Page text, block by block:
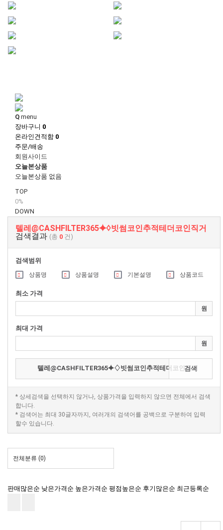
1
Q menu
장바구니 0
온라인견적함 0
주문/배송
회원사이드
오늘본상품
오늘본상품 없음
TOP
0%
DOWN
텔레@CASHFILTER365⯌♢빗썸코인추적테더코인직거
검색결과 (총 0 건)
검색범위
상품명 상품설명 기본설명 상품코드
최소 가격
원
최대 가격
원
검색
* 상세검색을 선택하지 않거나, 상품가격을 입력하지 않으면 전체에서 검색
합니다.
* 검색어는 최대 30글자까지, 여러개의 검색어를 공백으로 구분하여 입력
할수 있습니다.
전체분류 (0)
판매많은순 낮은가격순 높은가격순 평점높은순 후기많은순 최근등록순